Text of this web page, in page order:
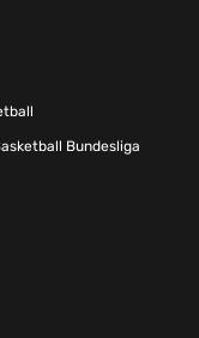
Bundesliga